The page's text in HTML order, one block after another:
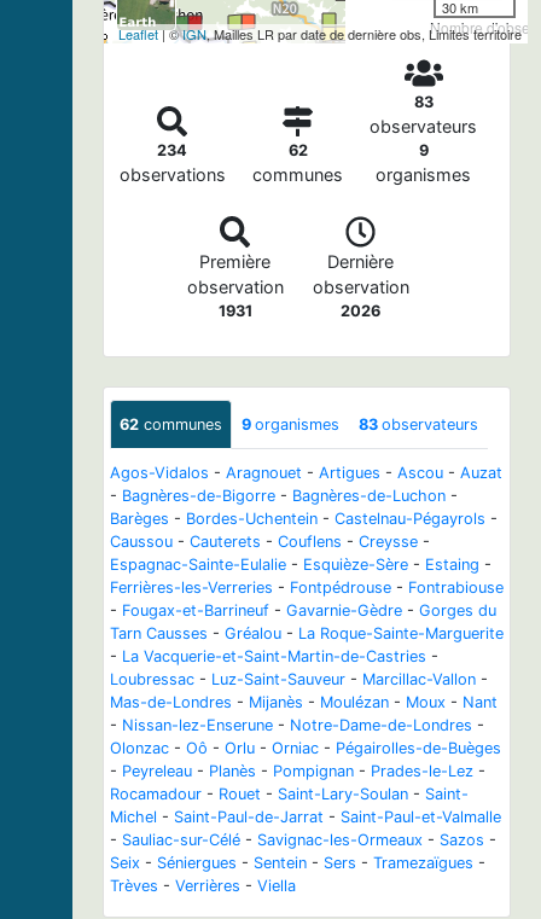
Nombre
30 km
Leaflet| ©IGN, Mailles LR par date de dernière obs, Limites territoire
234
observations
62
communes
83
observateurs
9
organismes
Première
observation
1931
Dernière
observation
2026
62 communes 9 organismes 83 observateurs
Agos-Vidalos - Aragnouet - Artigues - Ascou - Auzat
- Bagnères-de-Bigorre - Bagnères-de-Luchon -
Barèges - Bordes-Uchentein - Castelnau-Pégayrols -
Caussou - Cauterets - Couflens - Creysse -
Espagnac-Sainte-Eulalie - Esquièze-Sère - Estaing -
Ferrières-les-Verreries - Fontpédrouse - Fontrabiouse
- Fougax-et-Barrineuf - Gavarnie-Gèdre - Gorges du
Tarn Causses - Gréalou - La Roque-Sainte-Marguerite
- La Vacquerie-et-Saint-Martin-de-Castries -
Loubressac - Luz-Saint-Sauveur - Marcillac-Vallon -
Mas-de-Londres - Mijanès - Moulézan - Moux - Nant
- Nissan-lez-Enserune - Notre-Dame-de-Londres -
Olonzac - Oô - Orlu - Orniac - Pégairolles-de-Buèges
- Peyreleau - Planès - Pompignan - Prades-le-Lez -
Rocamadour - Rouet - Saint-Lary-Soulan - Saint-
Michel - Saint-Paul-de-Jarrat - Saint-Paul-et-Valmalle
- Sauliac-sur-Célé - Savignac-les-Ormeaux - Sazos -
Seix - Séniergues - Sentein - Sers - Tramezaïgues -
Trèves - Verrières - Viella